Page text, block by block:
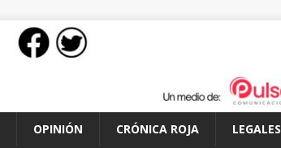
OPINIÓN CRÓNICA ROJA LEGALES